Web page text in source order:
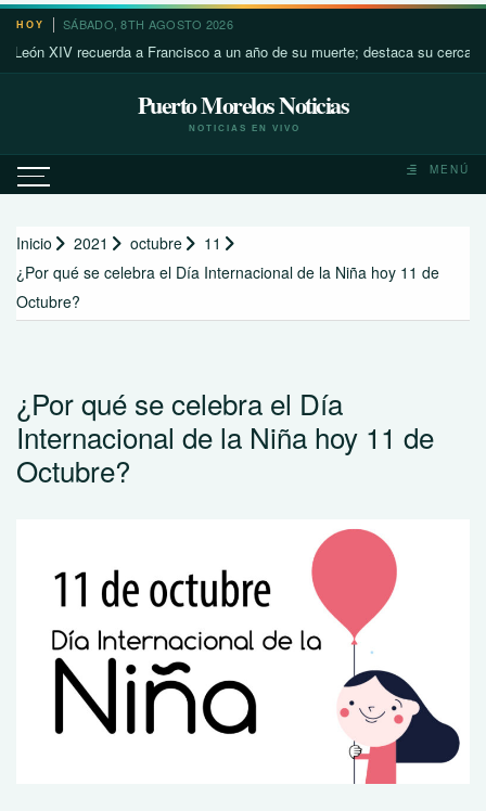
Saltar
contenido
HOY SÁBADO, 8TH AGOSTO 2026
XIV recuerda a Francisco a un año de su muerte; destaca su cercanía
Puerto Morelos Noticias
NOTICIAS EN VIVO
MENÚ
Inicio 2021 octubre
11
¿Por qué se celebra el Día Internacional de la Niña hoy 11 de
Octubre?
¿Por qué se celebra el Día
Internacional de la Niña hoy 11 de
Octubre?